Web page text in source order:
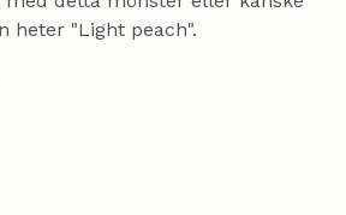
heter "Light peach".